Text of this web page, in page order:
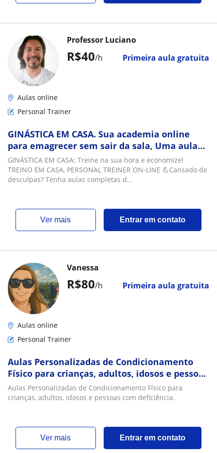
R$40/h Primeira aula gratuita
Professor Luciano
Aulas online
Personal Trainer
GINÁSTICA EM CASA. Sua academia online
para emagrecer sem sair da sala, Uma aula
completa direto do seu celular
GINÁSTICA EM CASA: Treine na sua hora e economize!
TREINO EM CASA, PERSONAL TREINER ON-LINE 💪Cansado de
desculpas? Tenha aulas completas d...
ver mais Entrar em contato
R$80/h Primeira aula gratuita
Vanessa
Aulas online
Personal Trainer
Aulas Personalizadas de Condicionamento
Físico para crianças, adultos, idosos e pessoas
com deficiência
Aulas Personalizadas de Condicionamento Físico para
crianças, adultos, idosos e pessoas com deficiência.
ver mais Entrar em contato